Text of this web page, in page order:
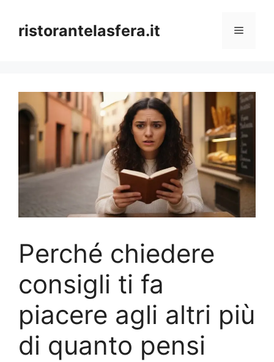
contentristorantelasfera.it Menu
Perché chiedere
consigli ti fa
piacere agli altri più
di quanto pensi